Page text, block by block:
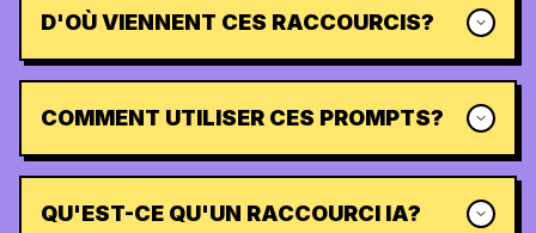
D'OÙ VIENNENT CES RACCOURCIS?
COMMENT UTILISER CES PROMPTS?
QU'EST-CE QU'UN RACCOURCI IA?